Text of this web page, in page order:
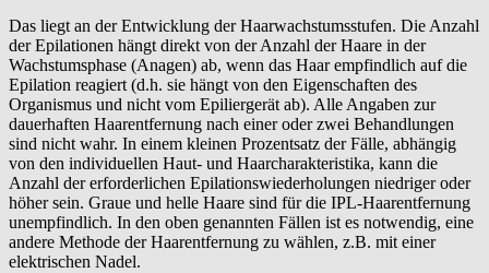
Das liegt an der Entwicklung der Haarwachstumsstufen. Die Anzahl
der Epilationen hängt direkt von der Anzahl der Haare in der
Wachstumsphase (Anagen) ab, wenn das Haar empfindlich auf die
Epilation reagiert (d.h. sie hängt von den Eigenschaften des
Organismus und nicht vom Epiliergerät ab). Alle Angaben zur
dauerhaften Haarentfernung nach einer oder zwei Behandlungen
sind nicht wahr. In einem kleinen Prozentsatz der Fälle, abhängig
von den individuellen Haut- und Haarcharakteristika, kann die
Anzahl der erforderlichen Epilationswiederholungen niedriger oder
höher sein. Graue und helle Haare sind für die IPL-Haarentfernung
unempfindlich. In den oben genannten Fällen ist es notwendig, eine
andere Methode der Haarentfernung zu wählen, z.B. mit einer
elektrischen Nadel.